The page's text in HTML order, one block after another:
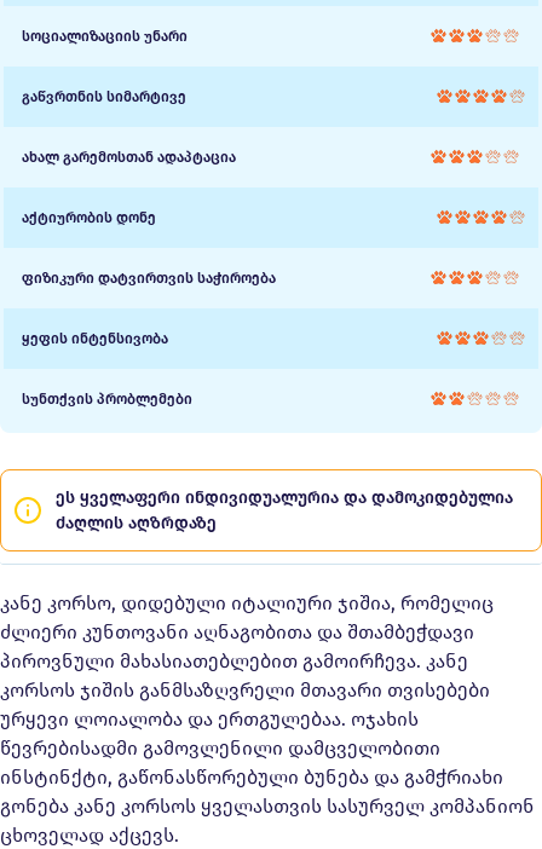
სოციალიზაციის უნარი
გაწვრთნის სიმარტივე
ახალ გარემოსთან ადაპტაცია
აქტიურობის დონე
ფიზიკური დატვირთვის საჭიროება
ყეფის ინტენსივობა
სუნთქვის პრობლემები
ეს ყველაფერი ინდივიდუალურია და დამოკიდებულია
ძაღლის აღზრდაზე
კანე კორსო, დიდებული იტალიური ჯიშია, რომელიც
ძლიერი კუნთოვანი აღნაგობითა და შთამბეჭდავი
პიროვნული მახასიათებლებით გამოირჩევა. კანე
კორსოს ჯიშის განმსაზღვრელი მთავარი თვისებები
ურყევი ლოიალობა და ერთგულებაა. ოჯახის
წევრებისადმი გამოვლენილი დამცველობითი
ინსტინქტი, გაწონასწორებული ბუნება და გამჭრიახი
გონება კანე კორსოს ყველასთვის სასურველ კომპანიონ
ცხოველად აქცევს.